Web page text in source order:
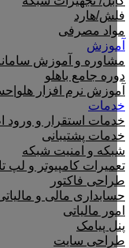
فلش/هارد
مواد مصرفی
آموزش
مشاوره و آموزش
دوره جامع باهلو
آموزش نرم افزار
خدمات
خدمات استقرار و ورود
خدمات پشتیبانی
شبکه و امنیت شبکه
تعمیرات کامپیوتر و لپ
طراحی فاکتور
حسابداری مالی و
امور مالیاتی
پنل پیامک
طراحی سایت